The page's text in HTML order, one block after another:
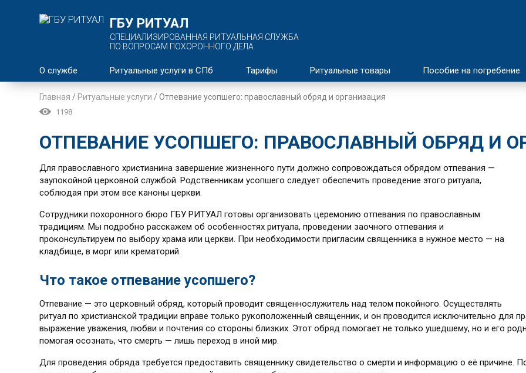
ГБУ РИТУАЛ
СПЕЦИАЛИЗИРОВАННАЯ РИТУАЛЬНАЯ СЛУЖБА
ПО ВОПРОСАМ ПОХОРОННОГО ДЕЛА
О службе Ритуальные услуги в СПб Тарифы Ритуальные товары Пособие на погребение
Главная / Ритуальные услуги /Отпевание усопшего: православный обряд и организация
1198
ОТПЕВАНИЕ УСОПШЕГО: ПРАВОСЛАВНЫЙ ОБРЯД И
Для православного христианина завершение жизненного пути должно сопровождаться обрядом отпевания —
заупокойной церковной службой. Родственникам усопшего следует обеспечить проведение этого ритуала,
соблюдая при этом все каноны церкви.
Сотрудники похоронного бюро ГБУ РИТУАЛ готовы организовать церемонию отпевания по православным
традициям. Мы подробно расскажем об особенностях ритуала, проведении заочного отпевания и
проконсультируем по выбору храма или церкви. При необходимости пригласим священника в нужное место — на
кладбище, в морг или крематорий.
Что такое отпевание усопшего?
Отпевание — это церковный обряд, который проводит священнослужитель над телом покойного. Осуществлять
ритуал по христианской традиции вправе только рукоположенный священник, и он проводится исключительно для
выражение уважения, любви и почтения со стороны близких. Этот обряд помогает не только ушедшему, но и его
помогая осознать, что смерть — лишь переход в иной мир.
Для проведения обряда требуется предоставить священнику свидетельство о смерти и информацию о её причине.